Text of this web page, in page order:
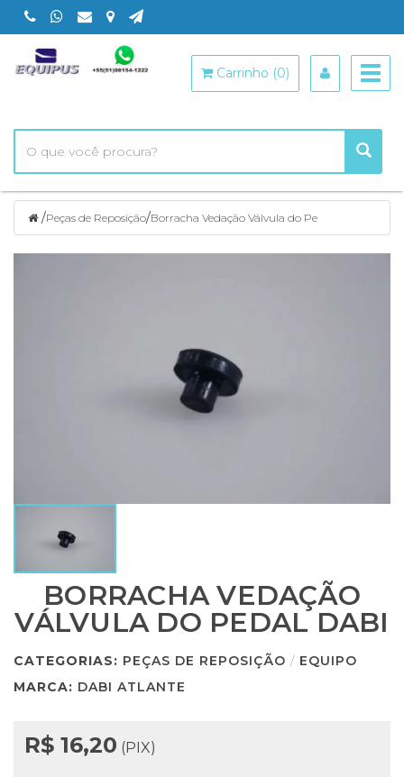
Carrinho (0)
/Peças de Reposição/Borracha Vedação Válvula do Pe
BORRACHA VEDAÇÃO
VÁLVULA DO PEDAL DABI
CATEGORIAS: PEÇAS DE REPOSIÇÃO / EQUIPO
MARCA: DABI ATLANTE
R$ 16,20 (PIX)